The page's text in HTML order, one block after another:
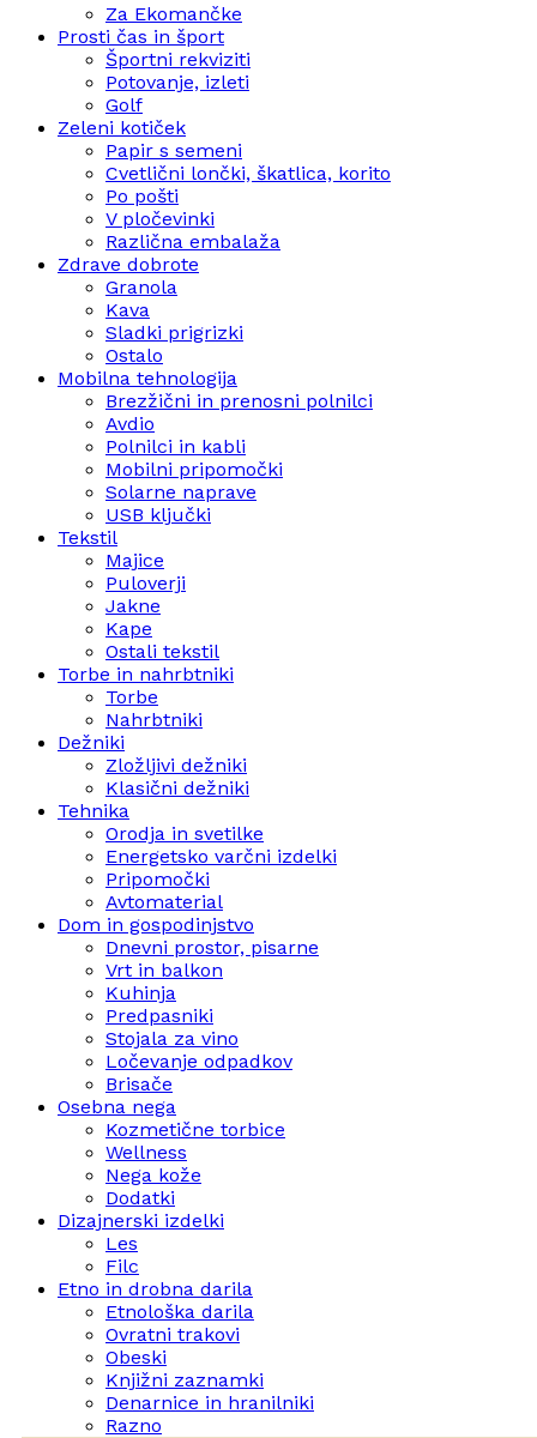
Za Ekomančke
Prosti čas in šport
Športni rekviziti
Potovanje, izleti
Golf
Zeleni kotiček
Papir s semeni
Cvetlični lončki, škatlica, korito
Po pošti
V pločevinki
Različna embalaža
Zdrave dobrote
Granola
Kava
Sladki prigrizki
Ostalo
Mobilna tehnologija
Brezžični in prenosni polnilci
Avdio
Polnilci in kabli
Mobilni pripomočki
Solarne naprave
USB ključki
Tekstil
Majice
Puloverji
Jakne
Kape
Ostali tekstil
Torbe in nahrbtniki
Torbe
Nahrbtniki
Dežniki
Zložljivi dežniki
Klasični dežniki
Tehnika
Orodja in svetilke
Energetsko varčni izdelki
Pripomočki
Avtomaterial
Dom in gospodinjstvo
Dnevni prostor, pisarne
Vrt in balkon
Kuhinja
Predpasniki
Stojala za vino
Ločevanje odpadkov
Brisače
Osebna nega
Kozmetične torbice
Wellness
Nega kože
Dodatki
Dizajnerski izdelki
Les
Filc
Etno in drobna darila
Etnološka darila
Ovratni trakovi
Obeski
Knjižni zaznamki
Denarnice in hranilniki
Razno